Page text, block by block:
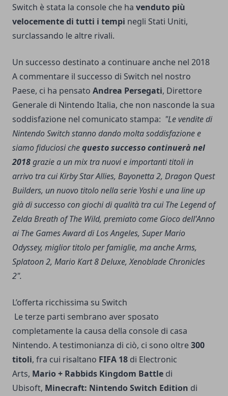
Switch è stata la console che ha venduto più
velocemente di tutti i tempi negli Stati Uniti,
surclassando le altre rivali.
Un successo destinato a continuare anche nel 2018
A commentare il successo di Switch nel nostro
Paese, ci ha pensato Andrea Persegati, Direttore
Generale di Nintendo Italia, che non nasconde la sua
soddisfazione nel comunicato stampa: "Le vendite di
Nintendo Switch stanno dando molta soddisfazione e
siamo fiduciosi chequesto successo continuerà nel
2018grazie a un mix tra nuovi e importanti titoli in
arrivo tra cui Kirby Star Allies, Bayonetta 2, Dragon Quest
Builders, un nuovo titolo nella serie Yoshi e una line up
già di successo con giochi di qualità tra cui The Legend of
Zelda Breath of The Wild, premiato come Gioco dell'Anno
ai The Games Award di Los Angeles, Super Mario
Odyssey, miglior titolo per famiglie, ma anche Arms,
Splatoon 2, Mario Kart 8 Deluxe, Xenoblade Chronicles
2".
L’offerta ricchissima su Switch
Le terze parti sembrano aver sposato
completamente la causa della console di casa
Nintendo. A testimonianza di ciò, ci sono oltre300
titoli, fra cui risaltano FIFA 18 di Electronic
Arts, Mario + Rabbids Kingdom Battle di
Ubisoft, Minecraft: Nintendo Switch Edition di